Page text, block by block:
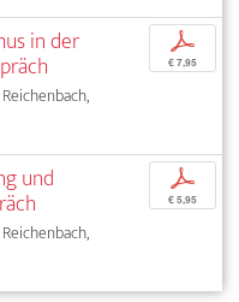
in der p
€ 7,95
und p
€ 5,95